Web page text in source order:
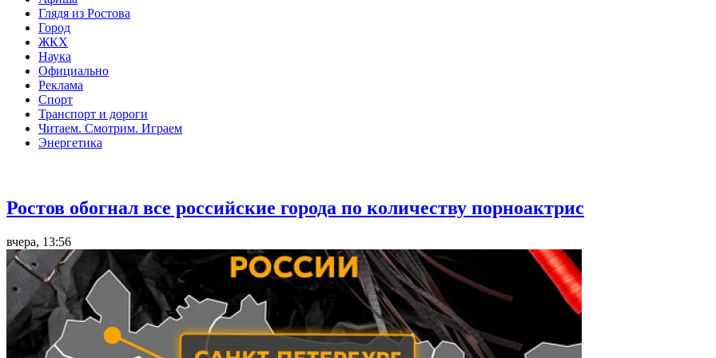
Глядя из Ростова
Город
ЖКХ
Наука
Официально
Реклама
Спорт
Транспорт и дороги
Читаем. Смотрим. Играем
Энергетика
Ростов обогнал все российские города по количеству порноактрис
вчера, 13:56